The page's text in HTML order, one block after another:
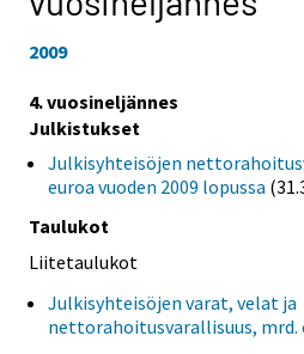
2009
4. vuosineljännes
Julkistukset
Julkisyhteisöjen
euroa vuoden 2009 lopussa
Taulukot
Liitetaulukot
Julkisyhteisöjen varat, velat ja
nettorahoitusvarallisuus, mrd.